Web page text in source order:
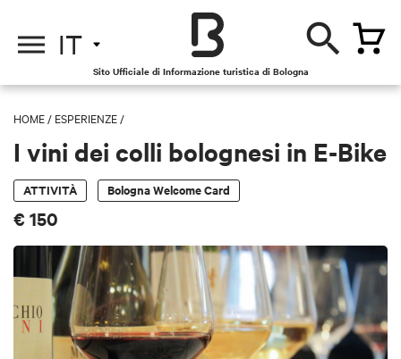
IT
Sito Ufficiale di Informazione turistica di Bologna
HOME / ESPERIENZE /
I vini dei colli bolognesi in E-Bike
ATTIVITÀ Bologna Welcome Card
€ 150